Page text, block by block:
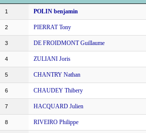
1 POLIN benjamin
2 PIERRAT Tony
3 DE FROIDMONT Guillaume
4 ZULIANI Joris
5 CHANTRY Nathan
6 CHAUDEY Thibery
7 HACQUARD Julien
8 RIVEIRO Philippe